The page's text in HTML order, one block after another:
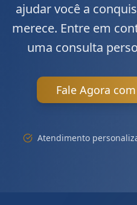
ajudar você a
merece. Entre em
uma consulta
Fale Agora
Atendimento